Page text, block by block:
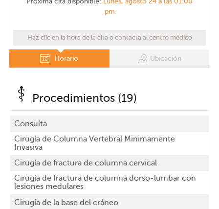
pm
Haz clic en la hora de la cita o contacta al centro médico
Horario Ubicación
Procedimientos (19)
Consulta
Cirugía de Columna Vertebral Minimamente
Invasiva
Cirugía de fractura de columna cervical
Cirugía de fractura de columna dorso-lumbar con
lesiones medulares
Cirugía de la base del cráneo